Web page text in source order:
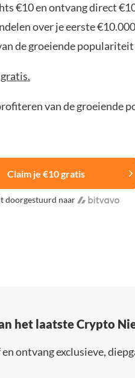
€10 en ontvang direct
over je eerste
de groeiende
van de groeiende
Claim je €10 gratis
doorgestuurd naar
het laatste Crypto
ontvang exclusieve,